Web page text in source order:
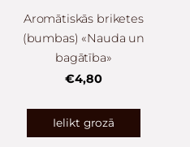
Aromātiskās briketes
(bumbas) «Nauda un
bagātība»
€4,80
Ielikt grozā